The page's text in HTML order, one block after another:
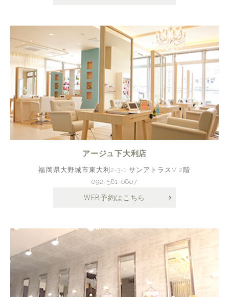
アージュ下大利店
福岡県大野城市東大利2-3-1 サンアトラスV 2階
092-581-0807
WEB予約はこちら